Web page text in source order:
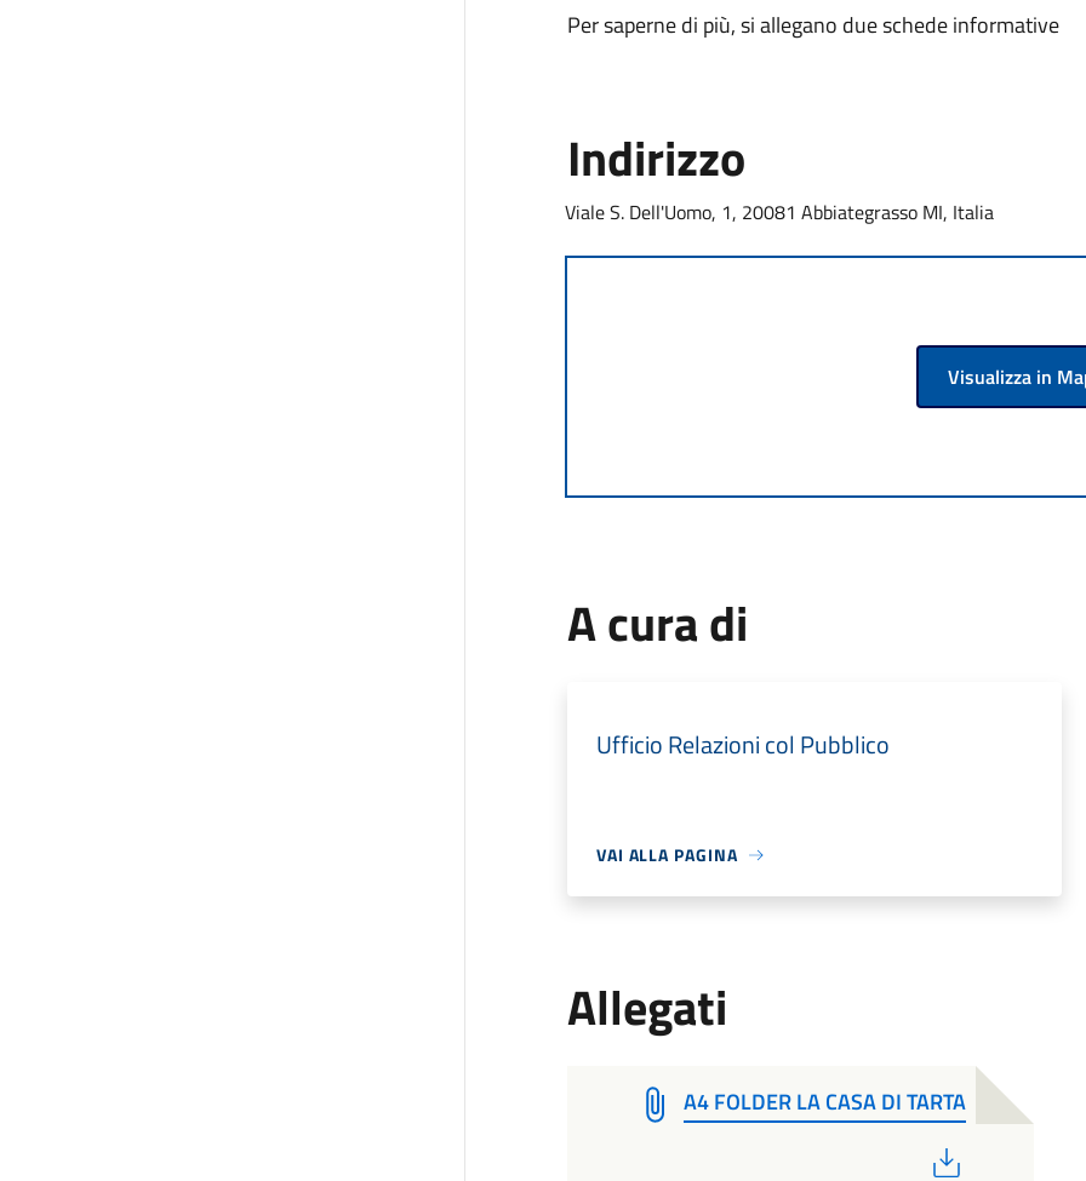
Per saperne di più, si allegano due schede informative
Indirizzo
Viale S. Dell'Uomo, 1, 20081 Abbiategrasso MI, Italia
Visualizza in
A cura di
Ufficio Relazioni col Pubblico
VAI ALLA PAGINA
Allegati
A4 FOLDER LA CASA DI TARTA